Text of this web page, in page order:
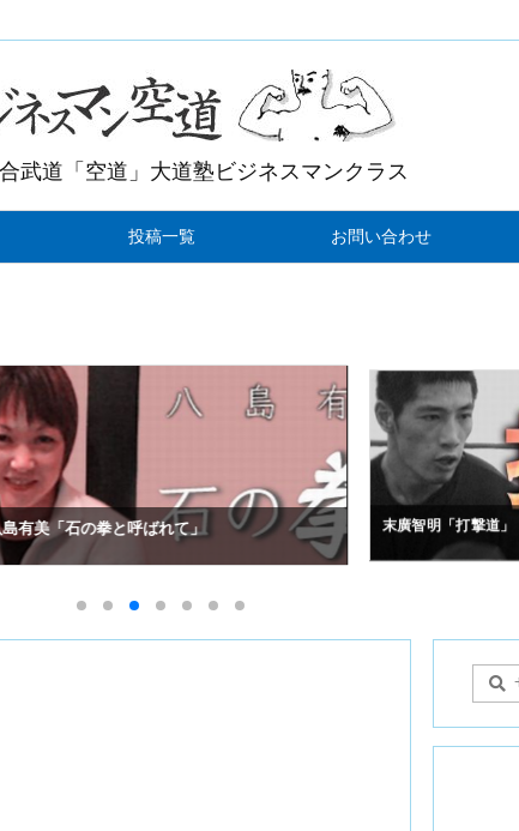
武道「空道」大道塾ビジネスマンクラス
投稿一覧 お問い合わせ
島有美「石の拳と呼ばれて」 末廣智明「打撃道」